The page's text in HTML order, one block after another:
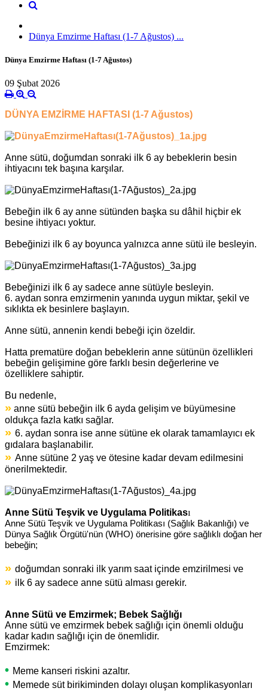
Dünya Emzirme Haftası (1-7 Ağustos) ...
Dünya Emzirme Haftası (1-7 Ağustos) ​
09 Şubat 2026
DÜNYA EMZİRME HAFTASI (1-7 Ağustos)
Anne sütü, doğumdan sonraki ilk 6 ay bebeklerin besin
ihtiyacını tek başına karşılar.
Bebeğin ilk 6 ay anne sütünden başka su dâhil hiçbir ek
besine ihtiyacı yoktur.
Bebeğinizi ilk 6 ay boyunca yalnızca anne sütü ile besleyin.
Bebeğinizi ilk 6 ay sadece anne sütüyle besleyin.
6. aydan sonra emzirmenin yanında uygun miktar, şekil ve
sıklıkta ek besinlere başlayın.
Anne sütü, annenin kendi bebeği için özeldir.
Hatta prematüre doğan bebeklerin anne sütünün özellikleri
bebeğin gelişimine göre farklı besin değerlerine ve
özelliklere sahiptir.
Bu nedenle,
» anne sütü bebeğin ilk 6 ayda gelişim ve büyümesine
oldukça fazla katkı sağlar.
» 6. aydan sonra ise anne sütüne ek olarak tamamlayıcı ek
gıdalara başlanabilir.
» Anne sütüne 2 yaş ve ötesine kadar devam edilmesini
önerilmektedir.
Anne Sütü Teşvik ve Uygulama Politikası
Anne Sütü Teşvik ve Uygulama Politikası (Sağlık Bakanlığı) ve
Dünya Sağlık Örgütü'nün (WHO) önerisine göre sağlıklı doğan her
bebeğin;
» doğumdan sonraki ilk yarım saat içinde emzirilmesi ve
» ilk 6 ay sadece anne sütü alması gerekir.
Anne Sütü ve Emzirmek; Bebek Sağlığı
Anne sütü ve emzirmek bebek sağlığı için önemli olduğu
kadar kadın sağlığı için de önemlidir.
Emzirmek:
• Meme kanseri riskini azaltır.
• Memede süt birikiminden dolayı oluşan komplikasyonları